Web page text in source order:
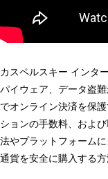
カスペルスキー インタ
パイウェア、データ盗
でオンライン決済を保
ションの手数料、およ
法やプラットフォーム
通貨を安全に購入する